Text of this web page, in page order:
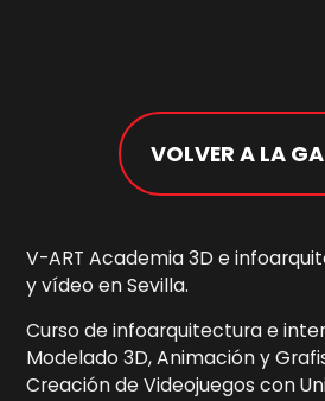
VOLVER A LA
V-ART Academia 3D e
y vídeo en Sevilla.
Curso de infoarquitectura e
Modelado 3D, Animación y
Creación de Videojuegos con